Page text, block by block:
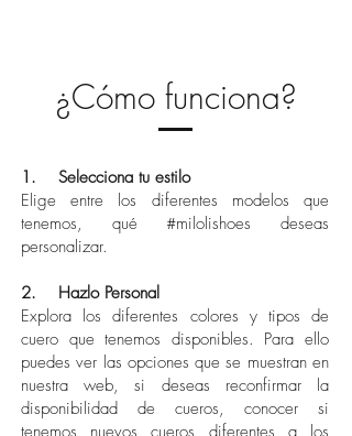
¿Cómo funciona?
1. Selecciona tu estilo
Elige entre los diferentes modelos que
tenemos, qué #milolishoes deseas
personalizar.
2. Hazlo Personal
Explora los diferentes colores y tipos de
cuero que tenemos disponibles. Para ello
puedes ver las opciones que se muestran en
nuestra web, si deseas reconfirmar la
disponibilidad de cueros, conocer si
tenemos nuevos cueros diferentes a los